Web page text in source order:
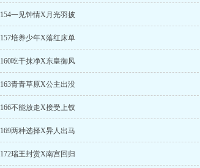
154一见钟情X月光羽披
157培养少年X落红床单
160吃干抹净X东皇御风
163青青草原X公主出没
166不能放走X接受上钗
169两种选择X异人出马
172瑞王封赏X南宫回归